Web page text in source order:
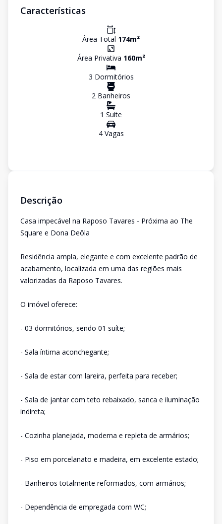
Características
Área Total 174m²
Área Privativa 160m²
3 Dormitórios
2 Banheiros
1 Suíte
4Vagas
Descrição
Casa impecável na Raposo Tavares - Próxima ao The
Square e Dona Deôla
Residência ampla, elegante e com excelente padrão de
acabamento, localizada em uma das regiões mais
valorizadas da Raposo Tavares.
O imóvel oferece:
- 03 dormitórios, sendo 01 suíte;
- Sala íntima aconchegante;
- Sala de estar com lareira, perfeita para receber;
- Sala de jantar com teto rebaixado, sanca e iluminação
indireta;
- Cozinha planejada, moderna e repleta de armários;
- Piso em porcelanato e madeira, em excelente estado;
- Banheiros totalmente reformados, com armários;
- Dependência de empregada com WC;